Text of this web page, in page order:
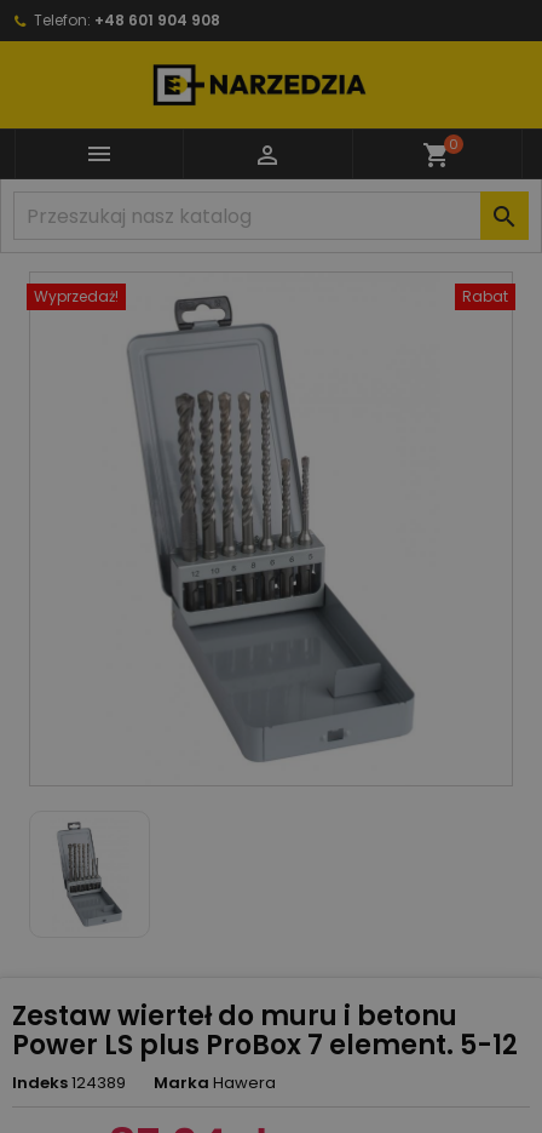
Telefon: +48 601 904 908
  shopping_cart0

Wyprzedaż! Rabat
Zestaw wierteł do muru i betonu
Power LS plus ProBox 7 element. 5-12
Indeks124389 Marka Hawera